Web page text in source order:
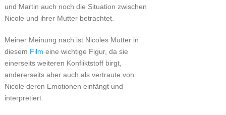
und Martin auch noch die Situation zwischen
Nicole und ihrer Mutter betrachtet.
Meiner Meinung nach ist Nicoles Mutter in
diesem Film eine wichtige Figur, da sie
einerseits weiteren Konfliktstoff birgt,
andererseits aber auch als vertraute von
Nicole deren Emotionen einfängt und
interpretiert.